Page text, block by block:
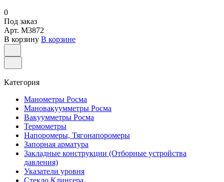
0
Под заказ
Арт. M3872
В корзину В корзине
Категория
Манометры Росма
Мановакуумметры Росма
Вакуумметры Росма
Термометры
Напоромеры, Тягонапоромеры
Запорная арматура
Закладные конструкции (Отборные устройства
давления)
Указатели уровня
Стекло Клингера